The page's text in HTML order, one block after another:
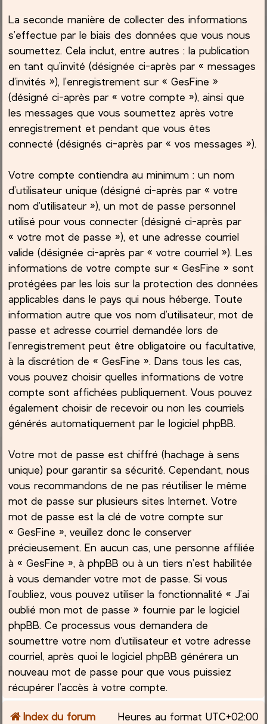
La seconde manière de collecter des informations
s’effectue par le biais des données que vous nous
soumettez. Cela inclut, entre autres : la publication
en tant qu’invité (désignée ci-après par « messages
d’invités »), l’enregistrement sur « GesFine »
(désigné ci-après par « votre compte »), ainsi que
les messages que vous soumettez après votre
enregistrement et pendant que vous êtes
connecté (désignés ci-après par « vos messages »).
Votre compte contiendra au minimum : un nom
d’utilisateur unique (désigné ci-après par « votre
nom d’utilisateur »), un mot de passe personnel
utilisé pour vous connecter (désigné ci-après par
« votre mot de passe »), et une adresse courriel
valide (désignée ci-après par « votre courriel »). Les
informations de votre compte sur « GesFine » sont
protégées par les lois sur la protection des données
applicables dans le pays qui nous héberge. Toute
information autre que vos nom d’utilisateur, mot de
passe et adresse courriel demandée lors de
l’enregistrement peut être obligatoire ou facultative,
à la discrétion de « GesFine ». Dans tous les cas,
vous pouvez choisir quelles informations de votre
compte sont affichées publiquement. Vous pouvez
également choisir de recevoir ou non les courriels
générés automatiquement par le logiciel phpBB.
Votre mot de passe est chiffré (hachage à sens
unique) pour garantir sa sécurité. Cependant, nous
vous recommandons de ne pas réutiliser le même
mot de passe sur plusieurs sites Internet. Votre
mot de passe est la clé de votre compte sur
« GesFine », veuillez donc le conserver
précieusement. En aucun cas, une personne affiliée
à « GesFine », à phpBB ou à un tiers n’est habilitée
à vous demander votre mot de passe. Si vous
l’oubliez, vous pouvez utiliser la fonctionnalité « J’ai
oublié mon mot de passe » fournie par le logiciel
phpBB. Ce processus vous demandera de
soumettre votre nom d’utilisateur et votre adresse
courriel, après quoi le logiciel phpBB générera un
nouveau mot de passe pour que vous puissiez
récupérer l’accès à votre compte.
Index du forum Heures au format UTC+02:00